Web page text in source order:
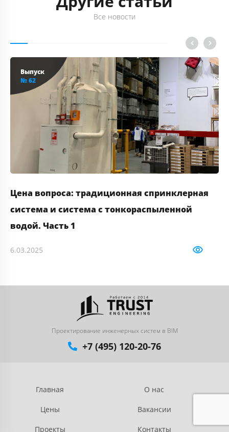
Все новости
Выпуск
№ 62
Цена вопроса: традиционная спринклерная
система и система с тонкораспыленной
водой. Часть 1
6.03.2025
Проектирование инженерных систем в BIM
+7 (495) 120-20-76
Главная
Цены
Проекты
О нас
Вакансии
Контакты